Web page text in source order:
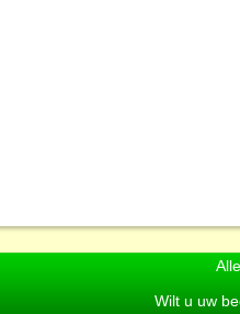
Wilt u uw